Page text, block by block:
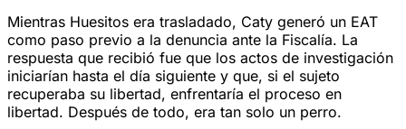
Mientras Huesitos era trasladado, Caty generó un EAT
como paso previo a la denuncia ante la Fiscalía. La
respuesta que recibió fue que los actos de investigación
iniciarían hasta el día siguiente y que, si el sujeto
recuperaba su libertad, enfrentaría el proceso en
libertad. Después de todo, era tan solo un perro.